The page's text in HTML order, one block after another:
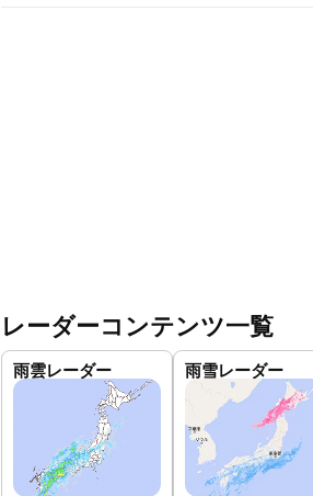
レーダーコンテンツ一覧
雨雲レーダー 雨雪レーダー